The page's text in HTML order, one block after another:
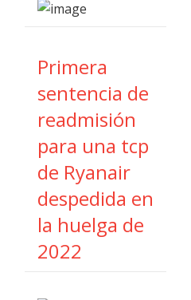
Primera
sentencia de
readmisión
para una tcp
de Ryanair
despedida en
la huelga de
2022